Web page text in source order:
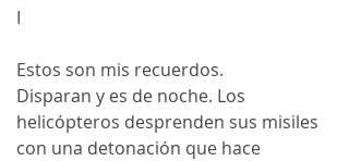
I
Estos son mis recuerdos.
Disparan y es de noche. Los
helicópteros desprenden sus misiles
con una detonación que hace